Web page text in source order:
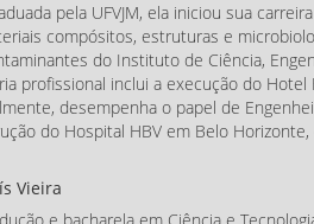
pela UFVJM, ela iniciou sua
compósitos, estruturas e
do Instituto de Ciência,
profissional inclui a execução do
desempenha o papel de
do Hospital HBV em Belo
Vieira